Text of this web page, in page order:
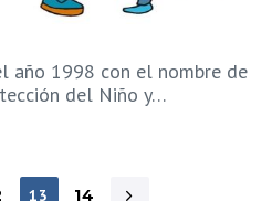
año 1998 con el nombre de
del Niño y…
13 14